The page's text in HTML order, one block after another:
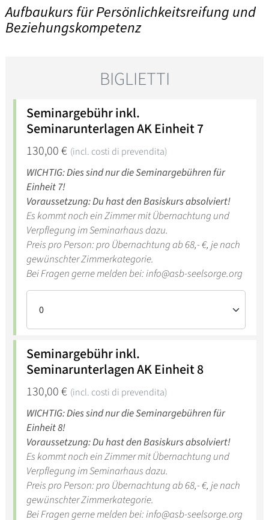
Aufbaukurs für Persönlichkeitsreifung und
Beziehungskompetenz